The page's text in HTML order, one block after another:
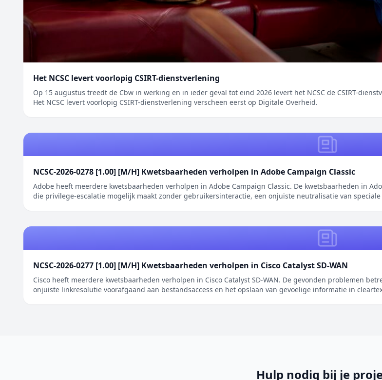
Het NCSC levert voorlopig CSIRT-dienstverlening
Op 15 augustus treedt de Cbw in werking en in ieder geval tot eind 2026 levert het NCSC de CSIRT-
Het NCSC levert voorlopig CSIRT-dienstverlening verscheen eerst op Digitale Overheid.
NCSC-2026-0278 [1.00] [M/H] Kwetsbaarheden verholpen in Adobe Campaign Classic
Adobe heeft meerdere kwetsbaarheden verholpen in Adobe Campaign Classic. De kwetsbaarheden in
die privilege-escalatie mogelijk maakt zonder gebruikersinteractie, een onjuiste neutralisatie van
NCSC-2026-0277 [1.00] [M/H] Kwetsbaarheden verholpen in Cisco Catalyst SD-WAN
Cisco heeft meerdere kwetsbaarheden verholpen in Cisco Catalyst SD-WAN. De gevonden problemen
onjuiste linkresolutie voorafgaand aan bestandsaccess en het opslaan van gevoelige informatie in
Hulp nodig bij je